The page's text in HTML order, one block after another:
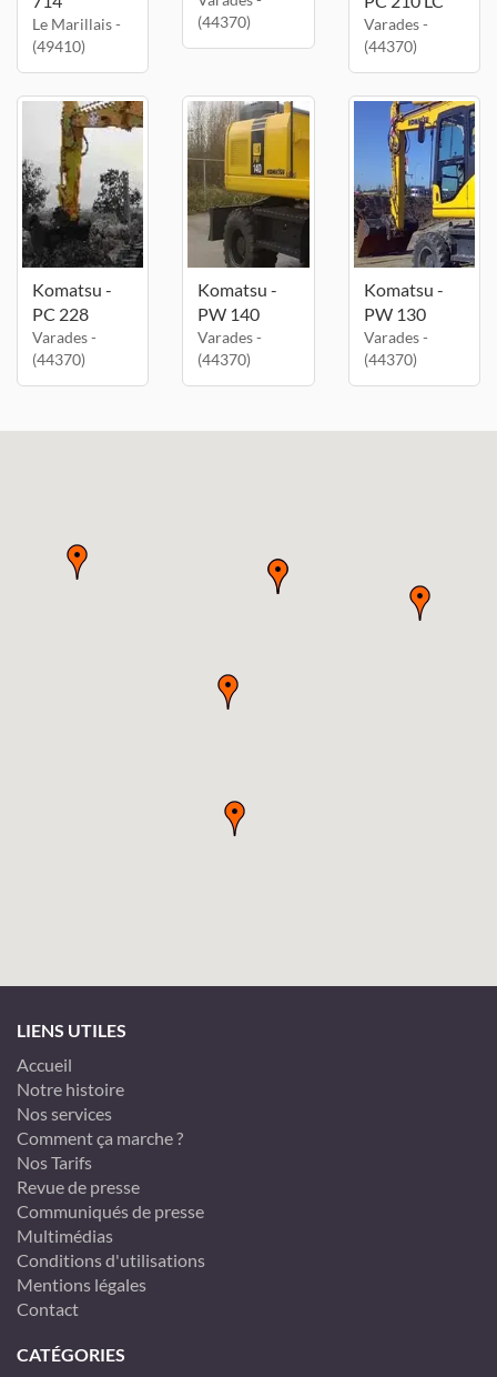
Le Marillais -
(49410)
(44370)
Varades -
(44370)
Komatsu -
PC 228
Varades -
(44370)
Komatsu -
PW 140
Varades -
(44370)
Komatsu -
PW 130
Varades -
(44370)
LIENS UTILES
Accueil
Notre histoire
Nos services
Comment ça marche ?
Nos Tarifs
Revue de presse
Communiqués de presse
Multimédias
Conditions d'utilisations
Mentions légales
Contact
CATÉGORIES